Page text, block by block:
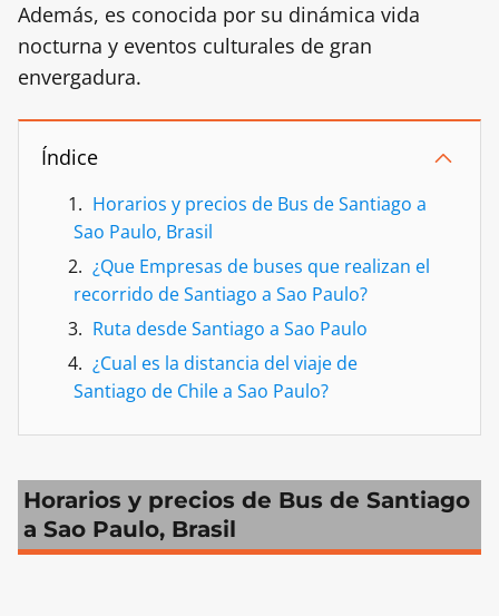
Además, es conocida por su dinámica vida
nocturna y eventos culturales de gran
envergadura.
Índice
Horarios y precios de Bus de Santiago a
Sao Paulo, Brasil
¿Que Empresas de buses que realizan el
recorrido de Santiago a Sao Paulo?
Ruta desde Santiago a Sao Paulo
¿Cual es la distancia del viaje de
Santiago de Chile a Sao Paulo?
Horarios y precios de Bus de Santiago
a Sao Paulo, Brasil